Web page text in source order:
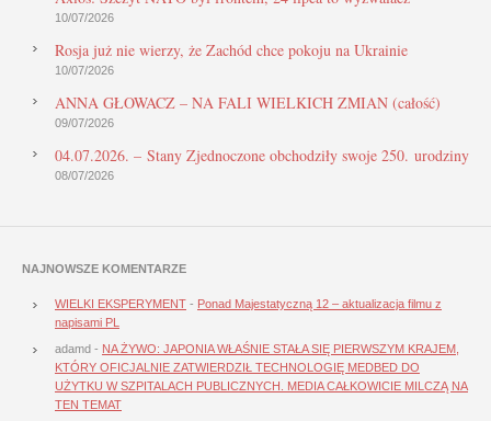
10/07/2026
Rosja już nie wierzy, że Zachód chce pokoju na Ukrainie
10/07/2026
ANNA GŁOWACZ – NA FALI WIELKICH ZMIAN (całość)
09/07/2026
04.07.2026. – Stany Zjednoczone obchodziły swoje 250. urodziny
08/07/2026
NAJNOWSZE KOMENTARZE
WIELKI EKSPERYMENT - Ponad Majestatyczną 12 – aktualizacja filmu z
napisami PL
adamd - NA ŻYWO: JAPONIA WŁAŚNIE STAŁA SIĘ PIERWSZYM KRAJEM,
KTÓRY OFICJALNIE ZATWIERDZIŁ TECHNOLOGIĘ MEDBED DO
UŻYTKU W SZPITALACH PUBLICZNYCH. MEDIA CAŁKOWICIE MILCZĄ NA
TEN TEMAT